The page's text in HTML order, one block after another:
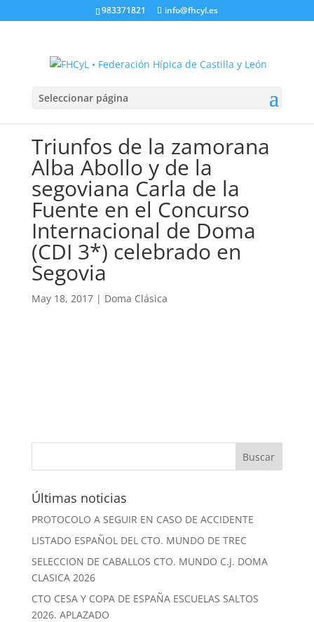
983371821 info@fhcyl.es
Seleccionar página
Triunfos de la zamorana
Alba Abollo y de la
segoviana Carla de la
Fuente en el Concurso
Internacional de Doma
(CDI 3*) celebrado en
Segovia
May 18, 2017| Doma Clásica
Últimas noticias
PROTOCOLO A SEGUIR EN CASO DE ACCIDENTE
LISTADO ESPAÑOL DEL CTO. MUNDO DE TREC
SELECCION DE CABALLOS CTO. MUNDO C.J. DOMA
CLASICA 2026
CTO CESA Y COPA DE ESPAÑA ESCUELAS SALTOS
2026. APLAZADO